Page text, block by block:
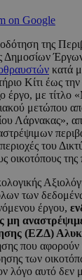
on Google
της
Δημοσίων
κατά
Κίτι έως
έργο, με τίτλο
μετώπου
Λάρνακας»,
του
οικοτόπους της
των
έργου,
μη
(ΕΖΔ)
που
των
λόγο αυτό